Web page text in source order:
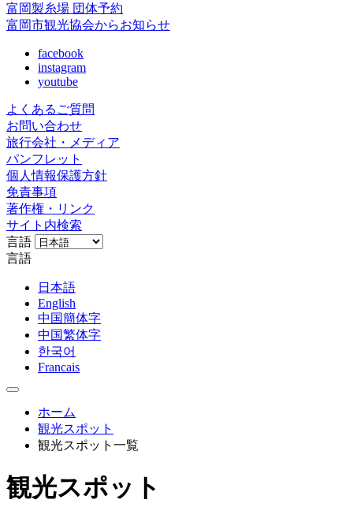
富岡製糸場 団体予約
富岡市観光協会からお知らせ
facebook
instagram
youtube
よくあるご質問
お問い合わせ
旅行会社・メディア
パンフレット
個人情報保護方針
免責事項
著作権・リンク
サイト内検索
言語
言語
日本語
English
中国簡体字
中国繁体字
한국어
Francais
ホーム
観光スポット
観光スポット一覧
観光スポット